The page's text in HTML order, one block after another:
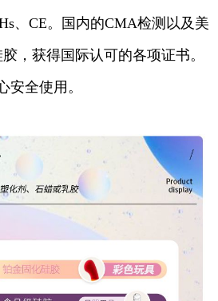
、CE。国内的CMA检测以及美
，获得国际认可的各项证书。
安全使用。